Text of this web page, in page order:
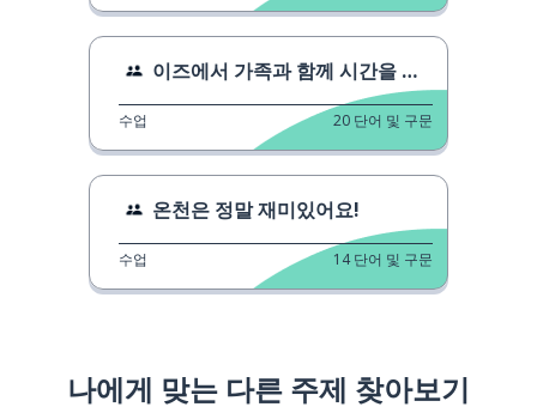
이즈에서 가족과 함께 시간을 보내다
수업 20 단어 및 구문
온천은 정말 재미있어요!
수업 14 단어 및 구문
나에게 맞는 다른 주제 찾아보기